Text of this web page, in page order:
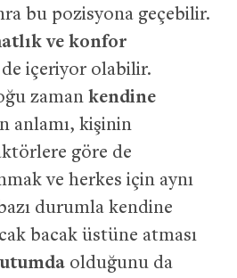
bu pozisyona geçebilir.
ve konfor
içeriyor olabilir.
zaman kendine
anlamı, kişinin
göre de
ve herkes için aynı
durumla kendine
bacak üstüne atması
olduğunu da